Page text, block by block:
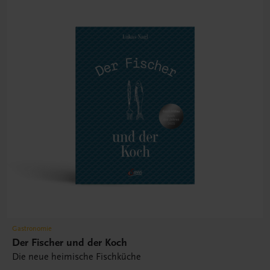
Gastronomie
Der Fischer und der Koch
Die neue heimische Fischküche